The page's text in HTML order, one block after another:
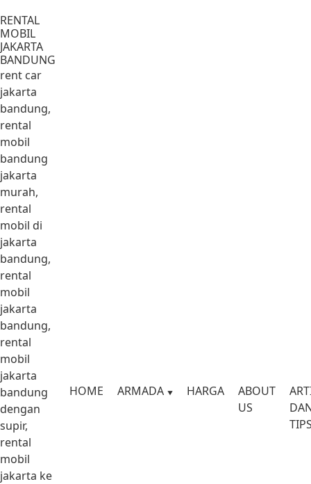
RENTAL
MOBIL
JAKARTA
BANDUNG
rent car
jakarta
bandung,
rental
mobil
bandung
jakarta
murah,
rental
mobil di
jakarta
bandung,
rental
mobil
jakarta
bandung,
rental
mobil
jakarta
bandung
dengan
supir,
rental
mobil
jakarta ke
HOME ARMADA HARGA
ABOUT
US